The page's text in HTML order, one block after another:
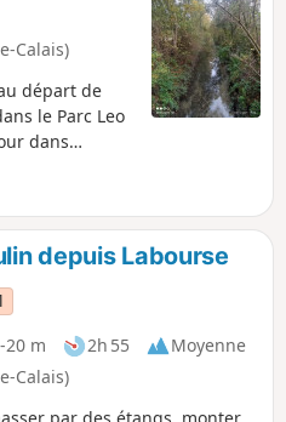
Calais)
départ de
le Parc Leo
dans
bon chemins
depuis Labourse
-20 m 2h 55
Moyenne
Calais)